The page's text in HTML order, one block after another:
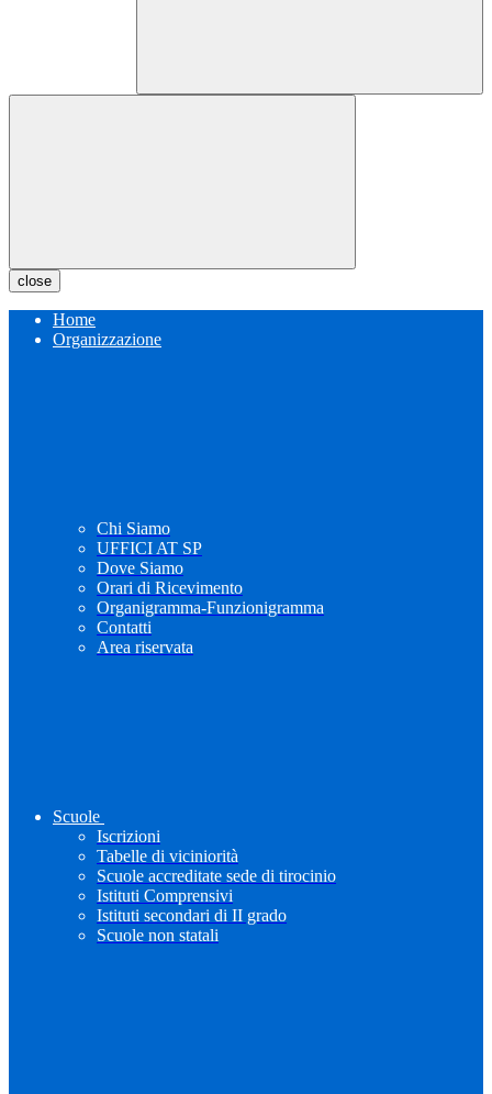
close
Home
Organizzazione
Chi Siamo
UFFICI AT SP
Dove Siamo
Orari di Ricevimento
Organigramma-Funzionigramma
Contatti
Area riservata
Scuole
Iscrizioni
Tabelle di viciniorità
Scuole accreditate sede di tirocinio
Istituti Comprensivi
Istituti secondari di II grado
Scuole non statali